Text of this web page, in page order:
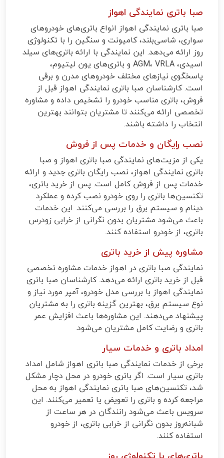
صبا باتری نمایندگی اهواز
صبا باتری نمایندگی اهواز انواع باتری‌های خودروهای
سواری، شاسی‌بلند، کامیونت و سنگین را با تکنولوژی
روز ارائه می‌دهد. این نمایندگی با ارائه باتری‌های سیلد
اسیدی، AGM، VRLA و باتری‌های یون لیتیوم،
پاسخگوی نیازهای مختلف خودروهای مدرن و برقی
است. کارشناسان صبا باتری نمایندگی اهواز قبل از
فروش، باتری مناسب خودرو را تشخیص داده و مشاوره
تخصصی ارائه می‌کنند تا مشتریان بتوانند بهترین
انتخاب را داشته باشند.
نصب رایگان و خدمات پس از فروش
یکی از مزیت‌های نمایندگی صبا باتری اهواز و صبا
باتری نمایندگی اهواز، نصب رایگان باتری جدید و ارائه
خدمات پس از فروش کامل است. پس از خرید باتری،
تکنسین‌ها باتری را روی خودرو نصب کرده و عملکرد
دینام و سیستم برق را بررسی می‌کنند. این خدمات
باعث می‌شود مشتریان بدون نگرانی از خرابی زودرس
باتری، از خودرو استفاده کنند.
مشاوره پیش از خرید باتری
نمایندگی صبا باتری در اهواز خدمات مشاوره تخصصی
قبل از خرید باتری ارائه می‌دهد. کارشناسان صبا باتری
نمایندگی اهواز با بررسی مدل خودرو، آمپر مورد نیاز و
نوع سیستم برق، بهترین گزینه باتری را به مشتریان
پیشنهاد می‌دهند. این مشاوره‌ها باعث افزایش عمر
باتری و رضایت کامل مشتریان می‌شود.
امداد باتری و خدمات سیار
برخی از خدمات نمایندگی صبا باتری اهواز شامل امداد
باتری سیار است. اگر باتری خودرو در محل دچار مشکل
شد، تکنسین‌های صبا باتری نمایندگی اهواز به محل
مراجعه کرده و باتری را تعویض یا تعمیر می‌کنند. این
سرویس باعث می‌شود رانندگان در هر ساعت از
شبانه‌روز بدون نگرانی از خرابی باتری، از خودرو
استفاده کنند.